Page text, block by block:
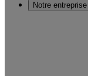
Notre entreprise